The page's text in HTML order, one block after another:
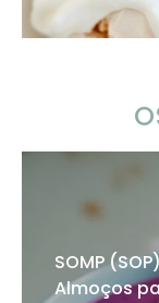
SOMP
Almoços